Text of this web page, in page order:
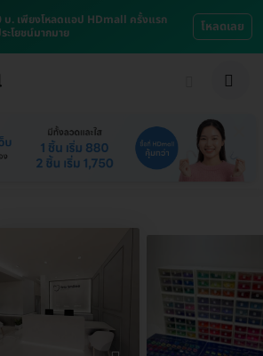
บ. เพียงโหลดแอป HDmall ครั้งแรก
โยชน์มากมาย
โหลดเลย